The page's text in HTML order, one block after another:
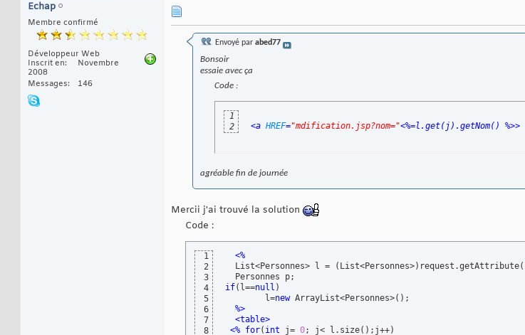
Echap
Membre confirmé
Développeur Web
Inscrit en
Novembre
2008
Messages
146
Envoyé par abed77
Bonsoir
essaie avec ça
Code :
1
2
<a HREF="mdification.jsp?nom="<%=l.get( j) .getNom() %>>
agréable fin de journée
Mercii j'ai trouvé la solution
Code :
1
2
3
4
5
6
7
8
<%
List<Personnes> l =
( List<Personnes>) request.getAttribute(
if( l==null )
l=new ArrayList<Personnes>( ) ;
%>
<table>
<% for( int j= 0; j< l.size( ) ;j++)